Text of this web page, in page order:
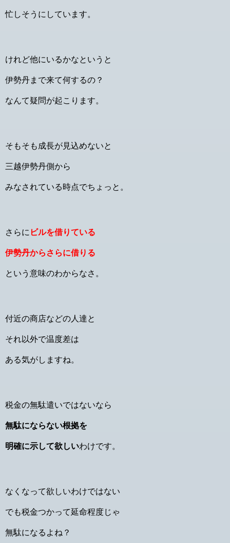
忙しそうにしています。
けれど他にいるかなというと
伊勢丹まで来て何するの？
なんて疑問が起こります。
そもそも成長が見込めないと
三越伊勢丹側から
みなされている時点でちょっと。
さらに ビルを借りている
伊勢丹からさらに借りる
という意味のわからなさ。
付近の商店などの人達と
それ以外で温度差は
ある気がしますね。
税金の無駄遣いではないなら
無駄にならない根拠を
明確に示して欲しいわけです。
なくなって欲しいわけではない
でも税金つかって延命程度じゃ
無駄になるよね？